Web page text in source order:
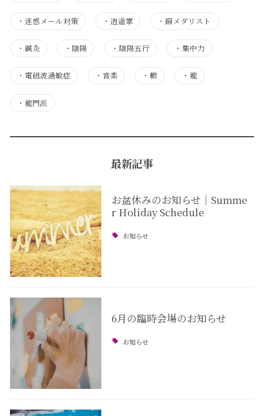
・ 迷惑メール対策 ・逍遥掌 ・銅メダリスト
・ 鍼灸 ・ 陰陽 ・ 陰陽五行 ・ 集中力
・ 電磁波過敏症 ・音楽 ・鶴 ・ 龍
・ 龍門派
最新記事
お盆休みのお知らせ｜Summe
r Holiday Schedule
お知らせ
6月の臨時会場のお知らせ
お知らせ